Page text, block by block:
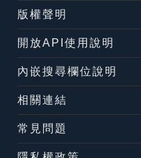
版權聲明
開放API使用說明
內嵌搜尋欄位說明
相關連結
常見問題